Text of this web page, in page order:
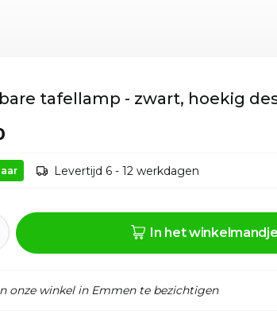
tafellamp - zwart, hoekig
Levertijd 6 - 12 werkdagen
In het winkelmandje
onze winkel in Emmen te bezichtigen